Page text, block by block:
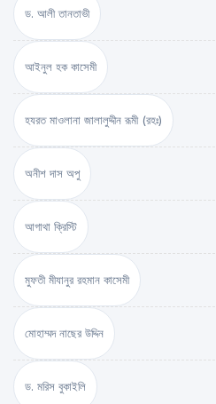
ড. আলী তানতাভী
আইনুল হক কাসেমী
হযরত মাওলানা জালালুদ্দীন রূমী (রহঃ)
অনীশ দাস অপু
আগাথা ক্রিস্টি
মুফতী মীযানুর রহমান কাসেমী
মোহাম্মদ নাছের উদ্দিন
ড. মরিস বুকাইলি